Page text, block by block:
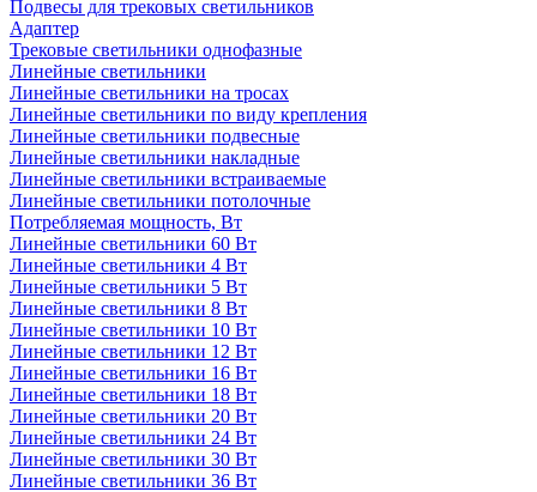
Подвесы для трековых светильников
Адаптер
Трековые светильники однофазные
Линейные светильники
Линейные светильники на тросах
Линейные светильники по виду крепления
Линейные светильники подвесные
Линейные светильники накладные
Линейные светильники встраиваемые
Линейные светильники потолочные
Потребляемая мощность, Вт
Линейные светильники 60 Вт
Линейные светильники 4 Вт
Линейные светильники 5 Вт
Линейные светильники 8 Вт
Линейные светильники 10 Вт
Линейные светильники 12 Вт
Линейные светильники 16 Вт
Линейные светильники 18 Вт
Линейные светильники 20 Вт
Линейные светильники 24 Вт
Линейные светильники 30 Вт
Линейные светильники 36 Вт